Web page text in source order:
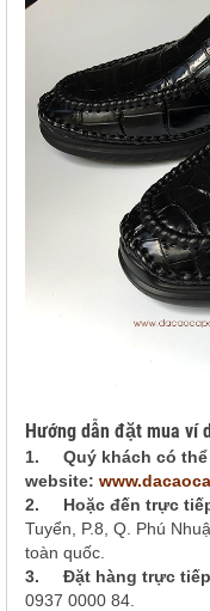
Hướng dẫn đặt mua ví
1. Quý khách có
website:
2. Hoặc đến trực
Tuyển, P.8, Q. Phú
toàn quốc.
3. Đặt hàng trực
0937 0000 84.